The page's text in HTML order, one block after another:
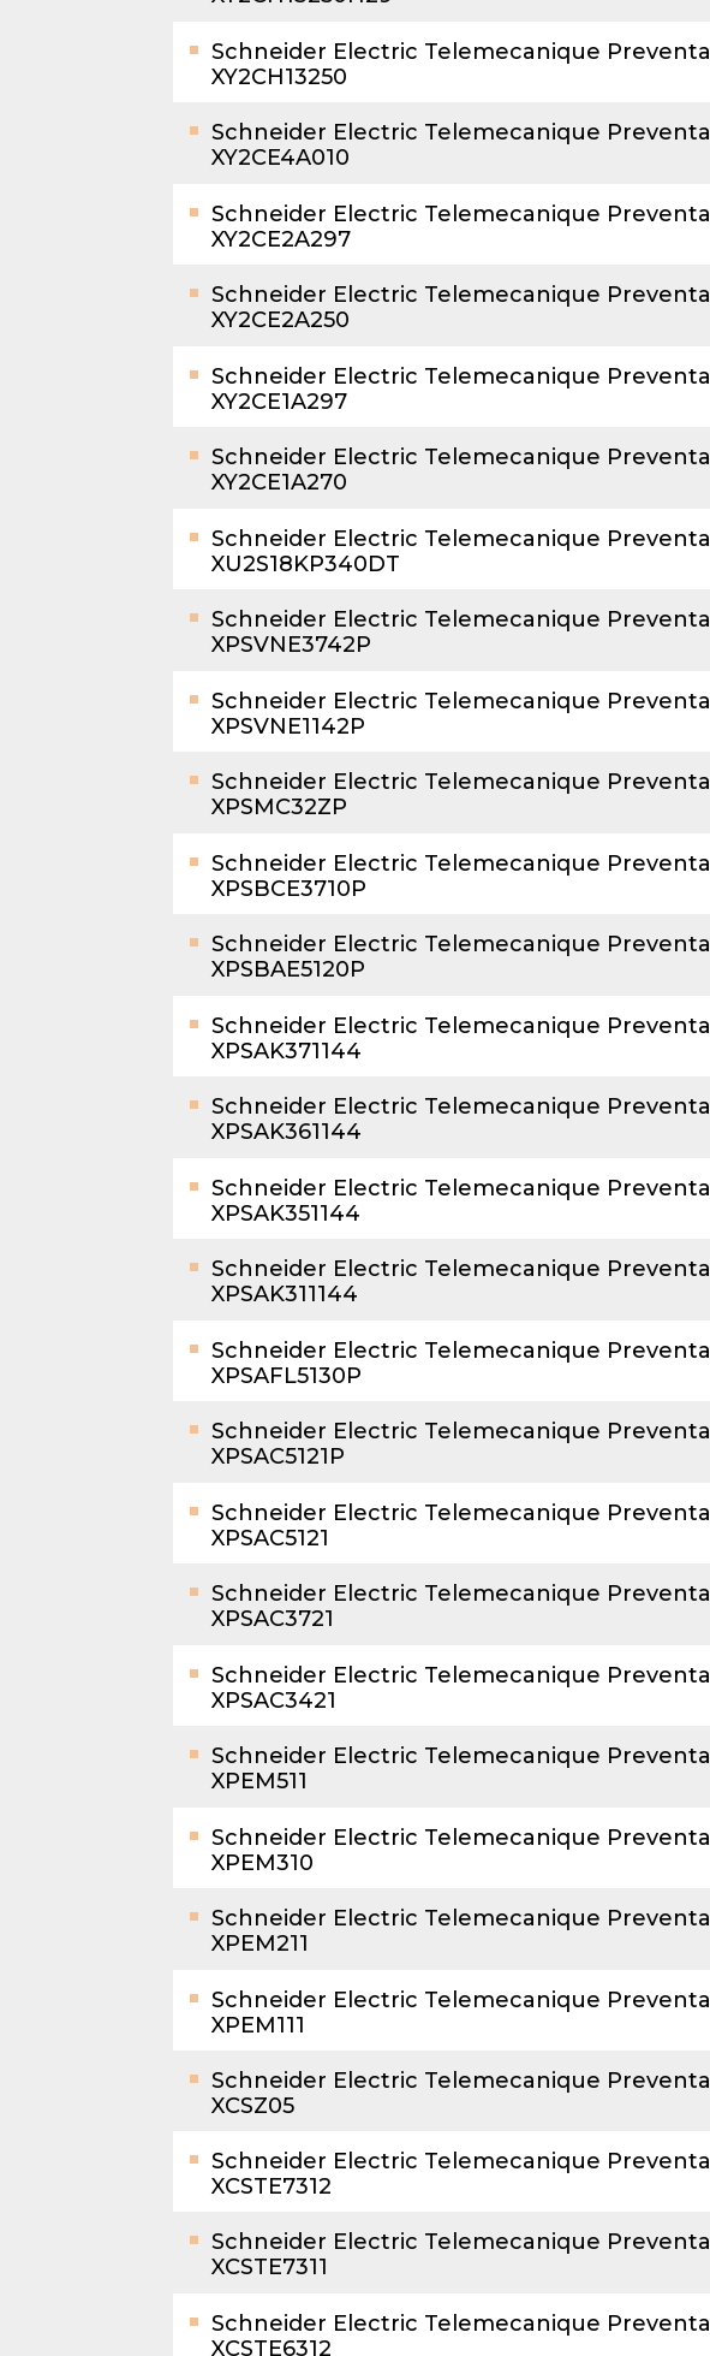
Schneider Electric Telemecanique Preventa
XY2CH13250
Schneider Electric Telemecanique Preventa
XY2CE4A010
Schneider Electric Telemecanique Preventa
XY2CE2A297
Schneider Electric Telemecanique Preventa
XY2CE2A250
Schneider Electric Telemecanique Preventa
XY2CE1A297
Schneider Electric Telemecanique Preventa
XY2CE1A270
Schneider Electric Telemecanique Preventa
XU2S18KP340DT
Schneider Electric Telemecanique Preventa
XPSVNE3742P
Schneider Electric Telemecanique Preventa
XPSVNE1142P
Schneider Electric Telemecanique Preventa
XPSMC32ZP
Schneider Electric Telemecanique Preventa
XPSBCE3710P
Schneider Electric Telemecanique Preventa
XPSBAE5120P
Schneider Electric Telemecanique Preventa
XPSAK371144
Schneider Electric Telemecanique Preventa
XPSAK361144
Schneider Electric Telemecanique Preventa
XPSAK351144
Schneider Electric Telemecanique Preventa
XPSAK311144
Schneider Electric Telemecanique Preventa
XPSAFL5130P
Schneider Electric Telemecanique Preventa
XPSAC5121P
Schneider Electric Telemecanique Preventa
XPSAC5121
Schneider Electric Telemecanique Preventa
XPSAC3721
Schneider Electric Telemecanique Preventa
XPSAC3421
Schneider Electric Telemecanique Preventa
XPEM511
Schneider Electric Telemecanique Preventa
XPEM310
Schneider Electric Telemecanique Preventa
XPEM211
Schneider Electric Telemecanique Preventa
XPEM111
Schneider Electric Telemecanique Preventa
XCSZ05
Schneider Electric Telemecanique Preventa
XCSTE7312
Schneider Electric Telemecanique Preventa
XCSTE7311
Schneider Electric Telemecanique Preventa
XCSTE6312